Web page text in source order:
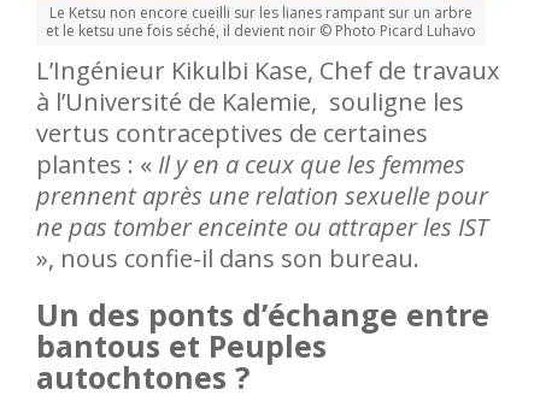
Le Ketsu non encore cueilli sur les lianes rampant sur un arbre
et le ketsu une fois séché, il devient noir © Photo Picard Luhavo
L’Ingénieur Kikulbi Kase, Chef de travaux
à l’Université de Kalemie, souligne les
vertus contraceptives de certaines
plantes : « Il y en a ceux que les femmes
prennent après une relation sexuelle pour
ne pas tomber enceinte ou attraper les IST
», nous confie-il dans son bureau.
Un des ponts d’échange entre
bantous et Peuples
autochtones ?